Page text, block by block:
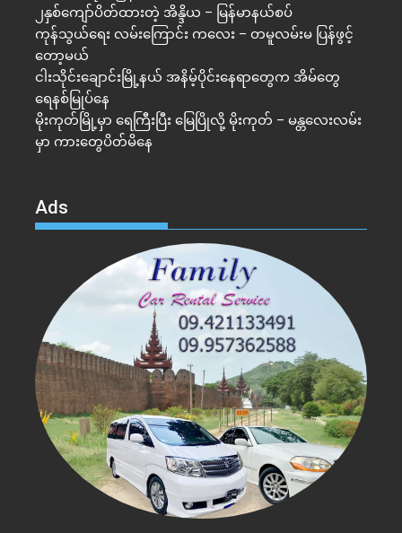
၂နှစ်​ကျော်ပိတ်ထားတဲ့ အိန္ဒိယ – မြန်မာနယ်စပ်
ကုန်သွယ်ရေး လမ်းကြောင်း ကလေး – တမူလမ်းမ ပြန်ဖွင့်
တော့မယ်
ငါးသိုင်းချောင်းမြို့နယ် အနိမ့်ပိုင်းနေရာတွေက အိမ်​တွေ
ရေနစ်မြုပ်နေ
မိုးကုတ်မြို့မှာ ရေကြီးပြီး မြေပြိုလို့ မိုးကုတ် – မန္တလေးလမ်း
မှာ ကားတွေပိတ်မိနေ
Ads